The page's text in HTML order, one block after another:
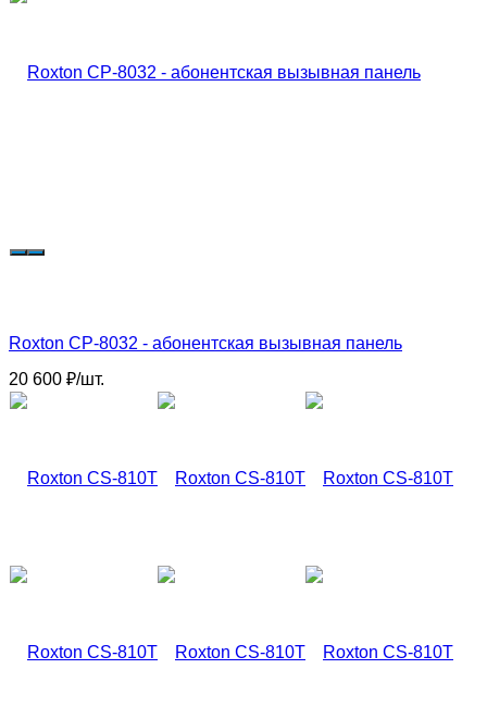
Roxton CP-8032 - абонентская вызывная панель
20 600 ₽/шт.